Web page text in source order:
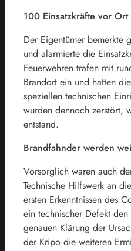
100 Einsatzkräfte vor Ort
Der Eigentümer
und alarmierte die
Feuerwehren trafen mit
Brandort ein und hatten
speziellen technischen
wurden dennoch zerstört,
entstand.
Brandfahnder werden
Vorsorglich waren auch
Technische Hilfswerk an
ersten Erkenntnissen des
ein technischer Defekt
genauen Klärung der
der Kripo die weiteren